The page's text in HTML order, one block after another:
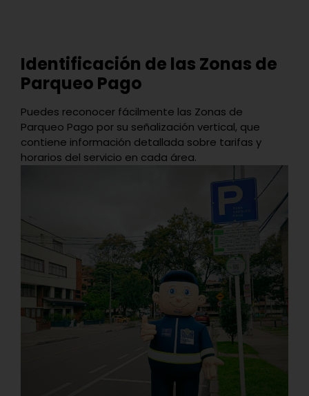
Identificación de las Zonas de
Parqueo Pago
Puedes reconocer fácilmente las Zonas de
Parqueo Pago por su señalización vertical, que
contiene información detallada sobre tarifas y
horarios del servicio en cada área.